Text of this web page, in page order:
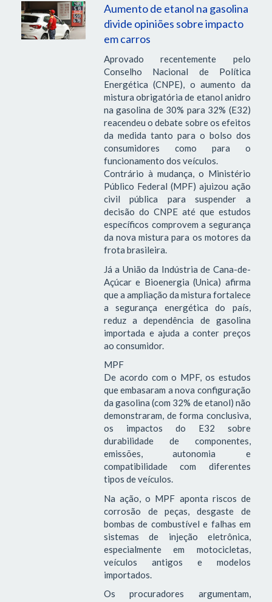
Aumento de etanol na gasolina
divide opiniões sobre impacto
em carros
Aprovado recentemente pelo
Conselho Nacional de Política
Energética (CNPE), o aumento da
mistura obrigatória de etanol anidro
na gasolina de 30% para 32% (E32)
reacendeu o debate sobre os efeitos
da medida tanto para o bolso dos
consumidores como para o
funcionamento dos veículos.
Contrário à mudança, o Ministério
Público Federal (MPF) ajuizou ação
civil pública para suspender a
decisão do CNPE até que estudos
específicos comprovem a segurança
da nova mistura para os motores da
frota brasileira.
Já a União da Indústria de Cana-de-
Açúcar e Bioenergia (Unica) afirma
que a ampliação da mistura fortalece
a segurança energética do país,
reduz a dependência de gasolina
importada e ajuda a conter preços
ao consumidor.
MPF
De acordo com o MPF, os estudos
que embasaram a nova configuração
da gasolina (com 32% de etanol) não
demonstraram, de forma conclusiva,
os impactos do E32 sobre
durabilidade de componentes,
emissões, autonomia e
compatibilidade com diferentes
tipos de veículos.
Na ação, o MPF aponta riscos de
corrosão de peças, desgaste de
bombas de combustível e falhas em
sistemas de injeção eletrônica,
especialmente em motocicletas,
veículos antigos e modelos
importados.
Os procuradores argumentam,